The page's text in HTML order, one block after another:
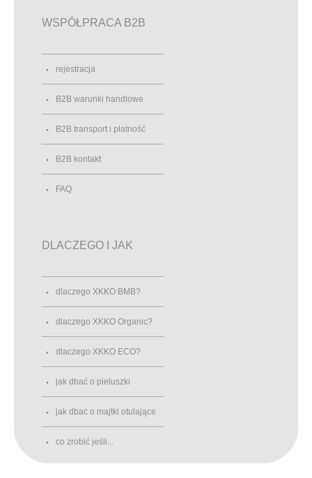
WSPÓŁPRACA B2B
rejestracja
B2B warunki handlowe
B2B transport i płatność
B2B kontakt
FAQ
DLACZEGO I JAK
dlaczego XKKO BMB?
dlaczego XKKO Organic?
dlaczego XKKO ECO?
jak dbać o pieluszki
jak dbać o majtki otulające
co zrobić jeśli...